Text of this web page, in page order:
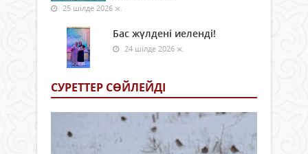
25 шілде 2026 ж.
Бас жүлдені иеленді!
24 шілде 2026 ж.
СУРЕТТЕР СӨЙЛЕЙДI